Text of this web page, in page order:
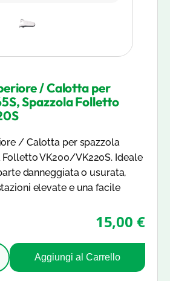
/ Calotta per
Spazzola Folletto
/ Calotta per spazzola
Folletto VK200/VK220S. Ideale
danneggiata o usurata,
elevate e una facile
15,00 €
Aggiungi al Carrello